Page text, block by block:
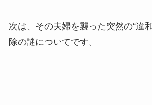
次は、その夫婦を襲った突然の“違
除の謎についてです。